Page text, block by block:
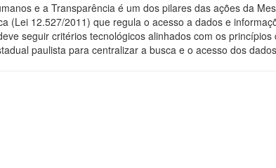
e a Transparência é um dos pilares das ações da
(Lei 12.527/2011) que regula o acesso a dados e
seguir critérios tecnológicos alinhados com os
paulista para centralizar a busca e o acesso dos